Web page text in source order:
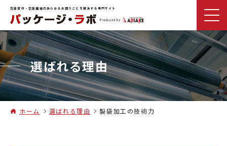
包装資材・包装機械のあらゆるお困りごとを解決する専門サイト
選ばれる理由
ホーム 選ばれる理由 製袋加工の技術力